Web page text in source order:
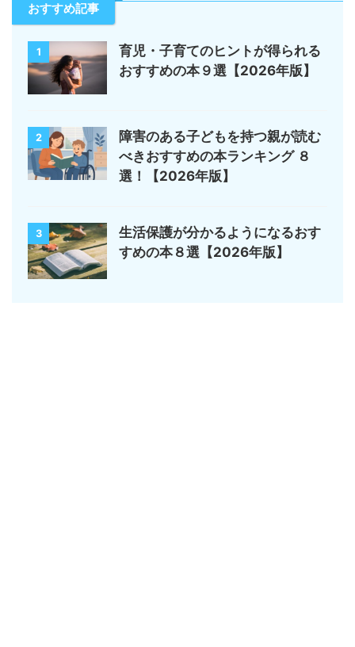
おすすめ記事
1
育児・子育てのヒントが得られる
おすすめの本９選【2026年版】
2
障害のある子どもを持つ親が読む
べきおすすめの本ランキング ８
選！【2026年版】
3
生活保護が分かるようになるおす
すめの本８選【2026年版】